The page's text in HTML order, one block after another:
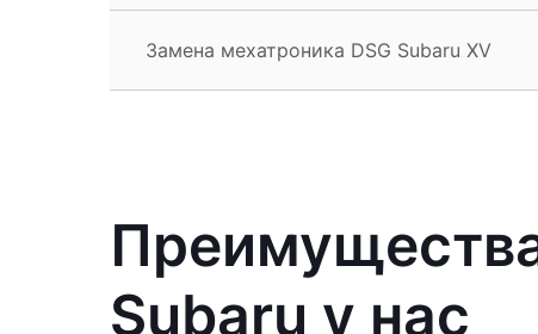
Замена мехатроника DSG Subaru XV
Subaru у нас